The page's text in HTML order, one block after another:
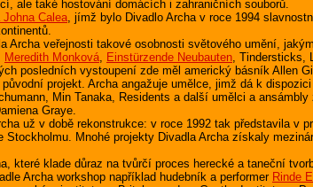
ale také hostování domácích i zahraničních souborů.
Johna Calea, jímž bylo Divadlo Archa v roce 1994
veřejnosti takové osobnosti světového umění, jakými
Meredith Monková, Einstürzende Neubauten, Tindersticks,
posledních vystoupení zde měl americký básník Allen
projekt. Archa angažuje umělce, jimž dá k dispozici
Min Tanaka, Residents a další umělci a
Graye.
v době rekonstrukce: v roce 1992 tak představila v
Mnohé projekty Divadla Archa získaly
klade důraz na tvůrčí proces herecké a taneční
Archa workshop například hudebník a performer Rinde